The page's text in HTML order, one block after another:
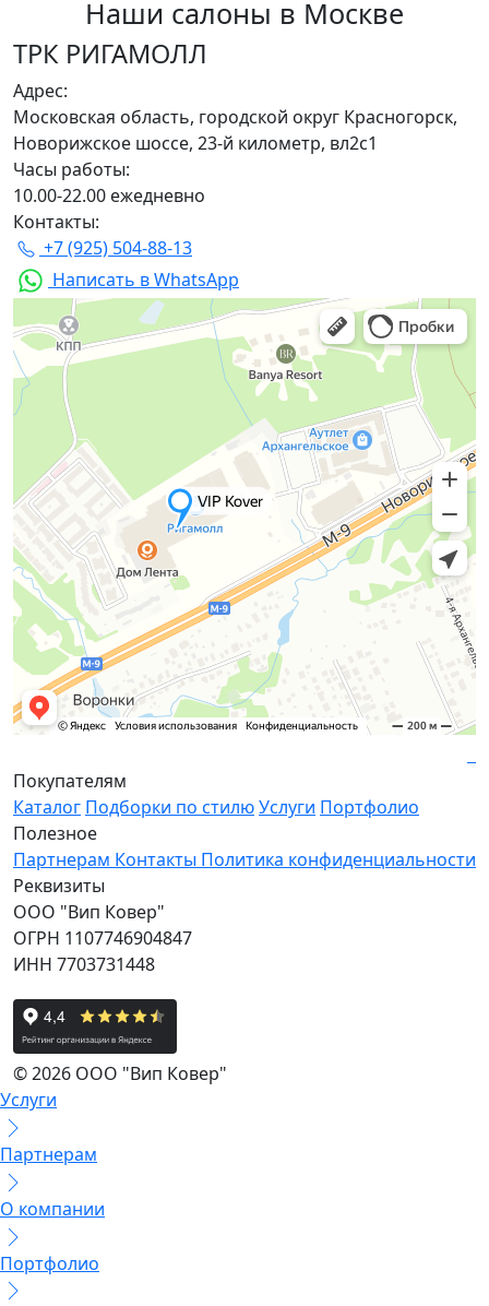
Наши салоны в Москве
ТРК РИГАМОЛЛ
Адрес:
Московская область, городской округ Красногорск,
Новорижское шоссе, 23-й километр, вл2с1
Часы работы:
10.00-22.00 ежедневно
Контакты:
+7 (925) 504-88-13
Написать в WhatsApp
Покупателям
Каталог Подборки по стилюУслуги Портфолио
Полезное
Партнерам Контакты Политика конфиденциальности
Реквизиты
ООО "Вип Ковер"
ОГРН 1107746904847
ИНН 7703731448
© 2026 ООО "Вип Ковер"
Услуги
Партнерам
О компании
Портфолио